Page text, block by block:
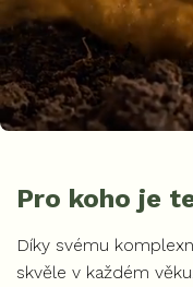
Pro koho je
Díky svému
skvěle v každém